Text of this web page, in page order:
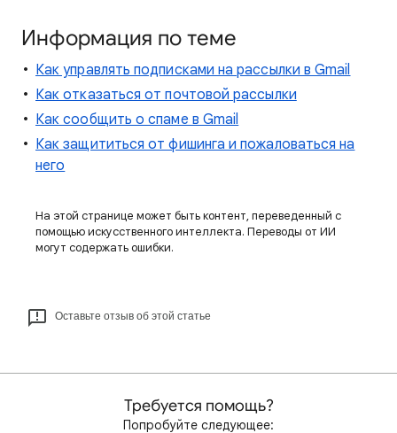
Информация по теме
Как управлять подписками на рассылки в Gmail
Как отказаться от почтовой рассылки
Как сообщить о спаме в Gmail
Как защититься от фишинга и пожаловаться на
него
На этой странице может быть контент, переведенный с
помощью искусственного интеллекта. Переводы от ИИ
могут содержать ошибки.
Оставьте отзыв об этой статье
Требуется помощь?
Попробуйте следующее: